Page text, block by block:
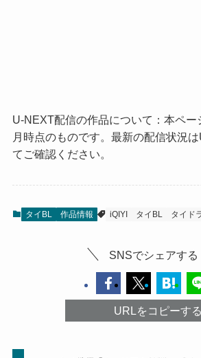
U-NEXT配信の作品について：本ペー
月時点のものです。最新の配信状況
てご確認ください。
タイBL 作品情報 iQIYI タイBL タイド
SNSでシェアする
URLをコピーする